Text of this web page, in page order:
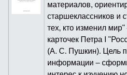
материалов,
старшеклассников и
тех, кто изменил
карточек Петра I
(А. С. Пушкин). Цель
информации –